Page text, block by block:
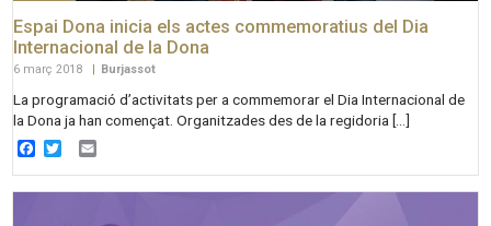
Espai Dona inicia els actes commemoratius del Dia
Internacional de la Dona
6 març 2018 Burjassot
La programació d’activitats per a commemorar el Dia Internacional de
la Dona ja han començat. Organitzades des de la regidoria […]
Facebook
Twitter